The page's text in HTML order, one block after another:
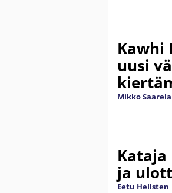
Kawhi
uusi
Mikko Saarela
Kataja
ja
Eetu Hellsten